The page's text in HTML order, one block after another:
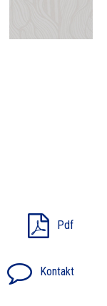
Pdf
Kontakt